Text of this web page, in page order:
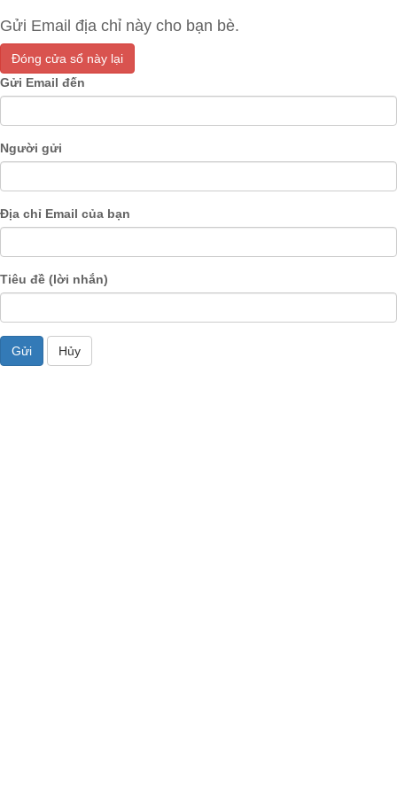
Gửi Email địa chỉ này cho bạn bè.
Đóng cửa sổ này lại
Gửi Email đến
Người gửi
Địa chỉ Email của bạn
Tiêu đề (lời nhắn)
Gửi Hủy